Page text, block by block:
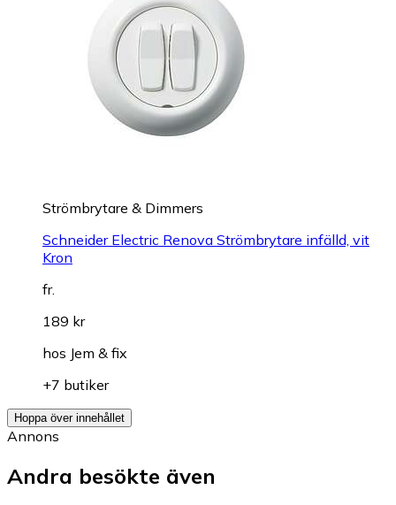
Strömbrytare & Dimmers
Schneider Electric Renova Strömbrytare infälld, vit
Kron
fr.
189 kr
hos Jem & fix
+7 butiker
Hoppa över innehållet
Annons
Andra besökte även